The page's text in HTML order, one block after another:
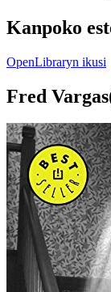
Kanpoko
OpenLibraryn ikusi
Fred